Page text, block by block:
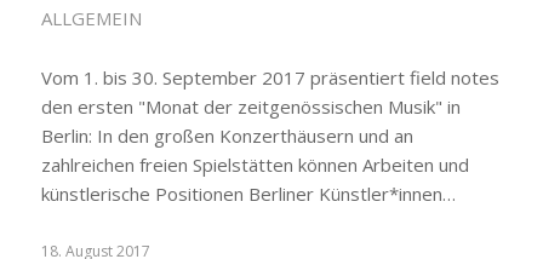
ALLGEMEIN
Vom 1. bis 30. September 2017 präsentiert field notes
den ersten "Monat der zeitgenössischen Musik" in
Berlin: In den großen Konzerthäusern und an
zahlreichen freien Spielstätten können Arbeiten und
künstlerische Positionen Berliner Künstler*innen…
18. August 2017